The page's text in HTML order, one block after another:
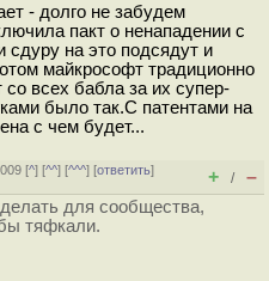
- долго не забудем
пакт о ненападении с
сдуру на это подсядут и
майкрософт традиционно
со всех бабла за их супер-
было так.С патентами на
с чем будет...
[^] [^^] [^^^] [ответить]
+ / –
для сообщества,
тяфкали.